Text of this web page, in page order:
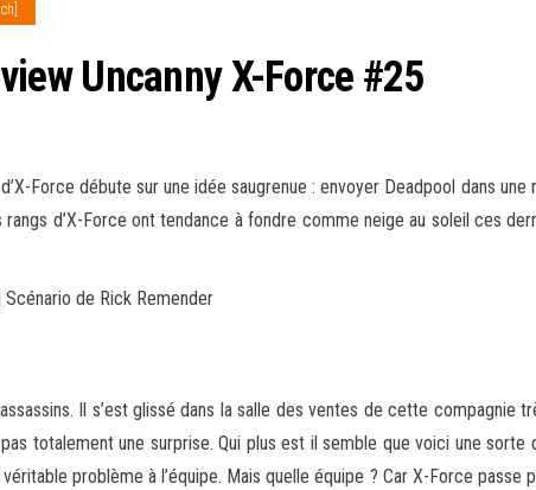
Uncanny X-Force #25
Force débute sur une idée saugrenue : envoyer Deadpool dans
d’X-Force ont tendance à fondre comme neige au soleil ces
de Rick Remender
Il s’est glissé dans la salle des ventes de cette compagnie
totalement une surprise. Qui plus est il semble que voici une sorte
problème à l’équipe. Mais quelle équipe ? Car X-Force passe